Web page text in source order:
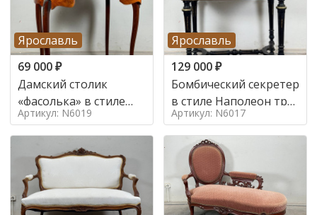
Ярославль
69 000₽
Дамский столик
«фасолька» в стиле
Луи 16,
Артикул: N6019
Ярославль
129 000₽
Бомбический секретер
в стиле Наполеон труа
в стиле
Артикул: N6017